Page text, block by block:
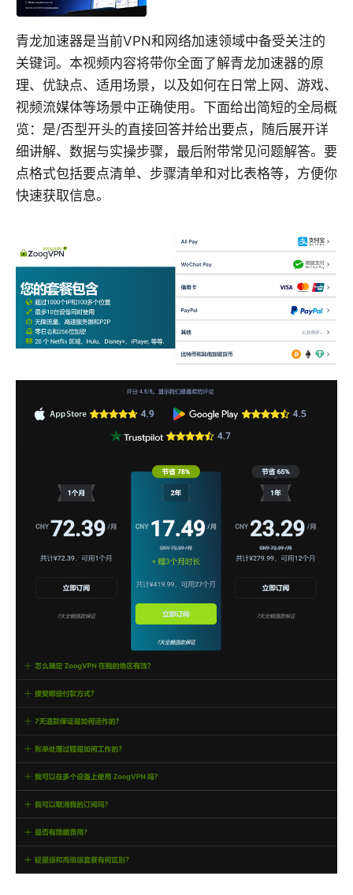
青龙加速器是当前VPN和网络加速领域中备受关注的
关键词。本视频内容将带你全面了解青龙加速器的原
理、优缺点、适用场景，以及如何在日常上网、游戏、
视频流媒体等场景中正确使用。下面给出简短的全局概
览：是/否型开头的直接回答并给出要点，随后展开详
细讲解、数据与实操步骤，最后附带常见问题解答。要
点格式包括要点清单、步骤清单和对比表格等，方便你
快速获取信息。